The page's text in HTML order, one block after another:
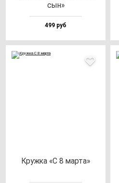
сын»
499 руб
Круж­ка «С 8 мар­та»